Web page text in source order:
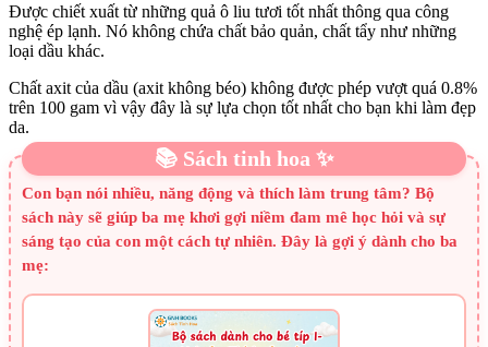
Được chiết xuất từ những quả ô liu tươi tốt nhất thông qua công
nghệ ép lạnh. Nó không chứa chất bảo quản, chất tẩy như những
loại dầu khác.
Chất axit của dầu (axit không béo) không được phép vượt quá 0.8%
trên 100 gam vì vậy đây là sự lựa chọn tốt nhất cho bạn khi làm đẹp
da.
📚 Sách tinh hoa ✨
Con bạn nói nhiều, năng động và thích làm trung tâm? Bộ
sách này sẽ giúp ba mẹ khơi gợi niềm đam mê học hỏi và sự
sáng tạo của con một cách tự nhiên. Đây là gợi ý dành cho ba
mẹ: